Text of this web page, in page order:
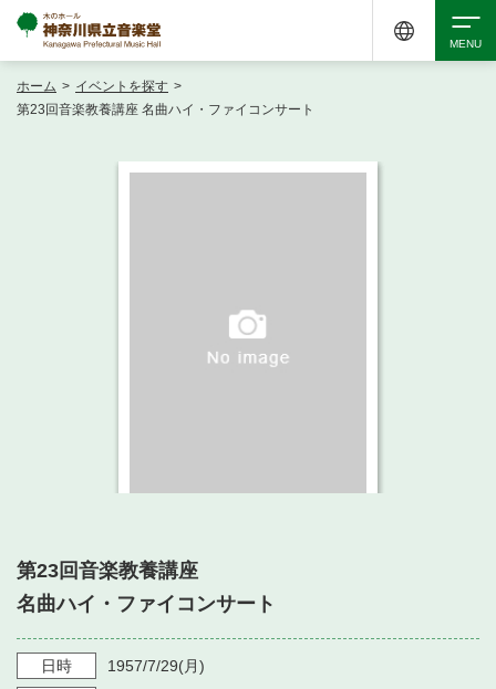
・ フロアマップ
・ よくある質問
・ 空き状況
・ 利用料金
・ 音楽堂のご案内
・ フロアマップ
神奈川県立音楽堂
SNS
ホーム > イベントを探す >
第23回音楽教養講座 名曲ハイ・ファイコンサート
第23回音楽教養講座
名曲ハイ・ファイコンサート
日時 1957/7/29(月)